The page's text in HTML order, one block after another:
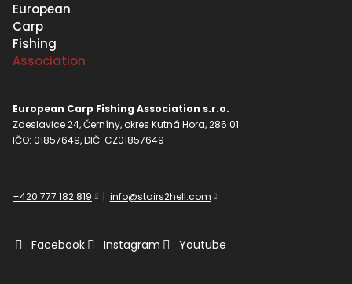
European
Carp
Fishing
Association
European Carp Fishing Association s.r.o.
Zdeslavice 24, Černíny, okres Kutná Hora, 286 01
IČO: 01857649, DIČ: CZ01857649
+420 777 182 819 | info@stairs2hell.com
Facebook Instagram Youtube